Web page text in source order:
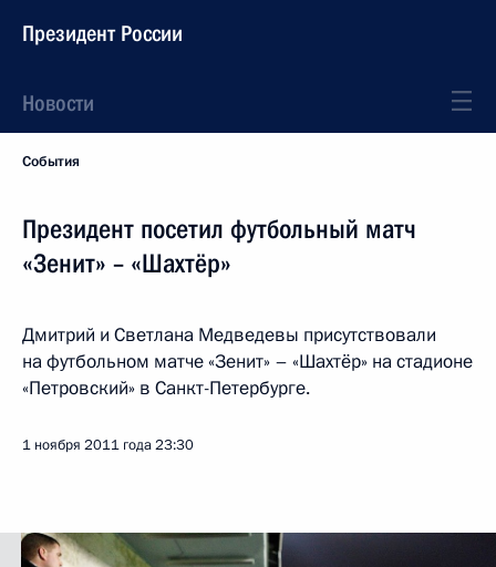
Президент России
Новости
События
Президент посетил футбольный матч
«Зенит» – «Шахтёр»
Дмитрий и Светлана Медведевы присутствовали
на футбольном матче «Зенит» – «Шахтёр» на стадионе
«Петровский» в Санкт-Петербурге.
1 ноября 2011 года23:30